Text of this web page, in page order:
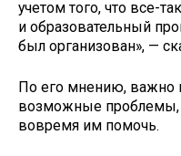
учетом того, что все-
и образовательный
был организован», —
По его мнению, важно
возможные проблемы,
вовремя им помочь.